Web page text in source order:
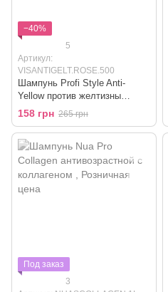
−40%
5
Артикул:
VISANTIGELT.ROSE.500
Шампунь Profi Style Anti-
Yellow против желтизны
"Розовый" для теплых
оттенков блонд
158 грн 265 грн
Под заказ
3